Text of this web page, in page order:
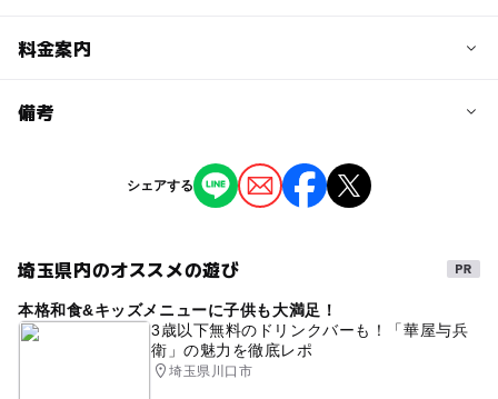
予約/応募
料金案内
料金について
備考
※掲載の情報は天候や主催者側の都合などにより変更にな
ることがあります。
シェアする
埼玉県内のオススメの遊び
本格和食&キッズメニューに子供も大満足！
3歳以下無料のドリンクバーも！「華屋与兵
衛」の魅力を徹底レポ
埼玉県川口市